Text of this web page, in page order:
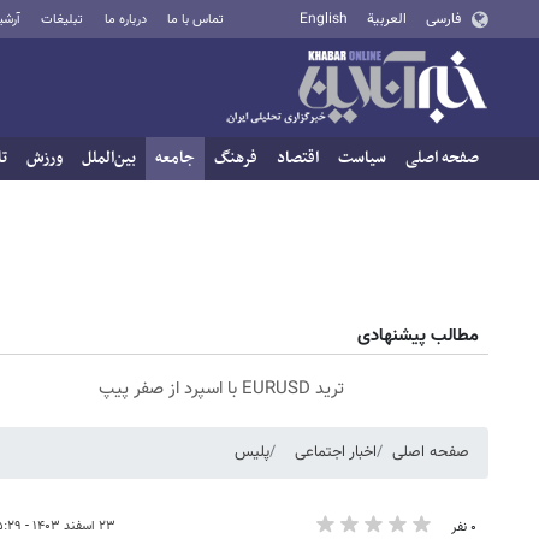
فارسی العربية English تماس با ما درباره ما تبلیغات
صفحه اصلی سیاست اقتصاد فرهنگ جامعه بین‌الملل ورزش
مطالب پیشنهادی
ترید EURUSD با اسپرد از صفر پیپ
صفحه اصلی اخبار اجتماعی پلیس
۰ نفر ۲۳ اسفند ۱۴۰۳ - ۱۵:۲۹